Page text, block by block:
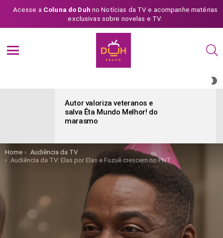
Acesse a Coluna do Duh no Notícias da TV e acompanhe matérias
exclusivas sobre novelas e TV.
Autor valoriza veteranos e
salva Êta Mundo Melhor! do
marasmo
You are here:
Home
Audiência da TV
Audiência da TV: Elas por Elas e Fuzuê crescem no PNT